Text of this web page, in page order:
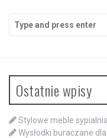
for:
Ostatnie wpisy
Stylowe meble
Wysłodki buraczane